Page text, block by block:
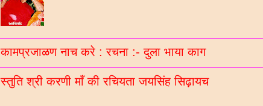
कामप्रजाळण नाच करे : रचना :- दुला भाया काग
स्तुति श्री करणी माँ की रचियता जयसिंह सिढ़ायच